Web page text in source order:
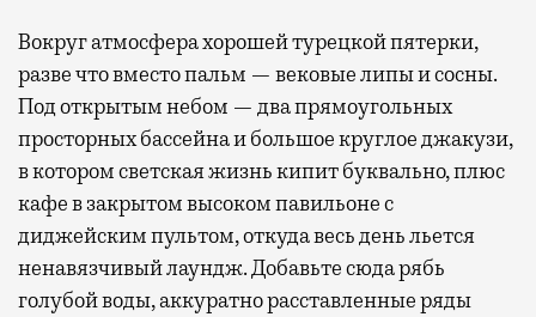
Вокруг атмосфера хорошей турецкой пятерки,
разве что вместо пальм — вековые липы и сосны.
Под открытым небом — два прямоугольных
просторных бассейна и большое круглое джакузи,
в котором светская жизнь кипит буквально, плюс
кафе в закрытом высоком павильоне с
диджейским пультом, откуда весь день льется
ненавязчивый лаундж. Добавьте сюда рябь
голубой воды, аккуратно расставленные ряды